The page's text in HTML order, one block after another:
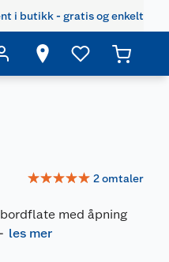
i butikk - gratis og enkelt
☆☆☆☆☆ 2omtaler
med åpning
- les mer